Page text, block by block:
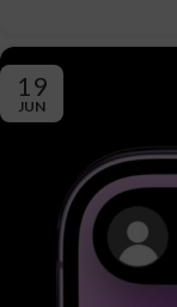
19
JUN